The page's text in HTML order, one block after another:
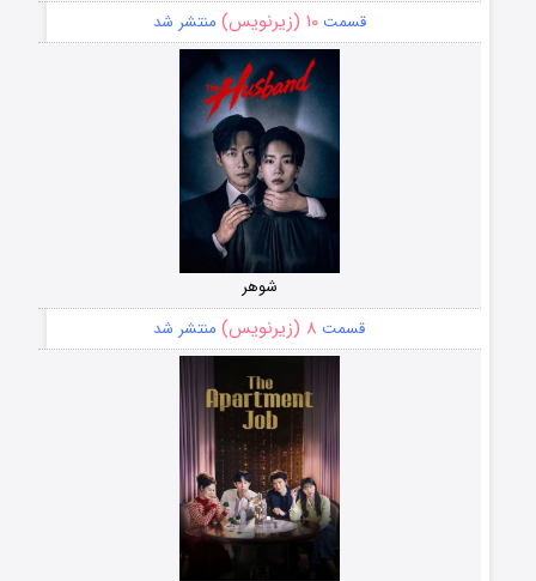
قسمت۱۰ (زیرنویس) منتشر شد
شوهر
قسمت ۸ (زیرنویس) منتشر شد